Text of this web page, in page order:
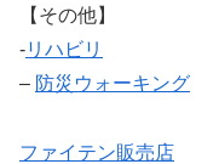
【その他】
‐リハビリ
– 防災ウォーキング
ファイテン販売店